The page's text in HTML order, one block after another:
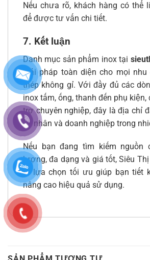
Nếu chưa rõ, khách hàng có thể
để được tư vấn chi tiết.
7. Kết luận
Danh mục sản phẩm inox tại
giải pháp toàn diện cho mọi nhu
thép không gỉ. Với đầy đủ các
inox tấm, ống, thanh đến phụ kiện,
trợ chuyên nghiệp, đây là địa chỉ
cá nhân và doanh nghiệp trong
Nếu bạn đang tìm kiếm nguồn
lượng, đa dạng và giá tốt, Siêu
là lựa chọn tối ưu giúp bạn tiết
nâng cao hiệu quả sử dụng.